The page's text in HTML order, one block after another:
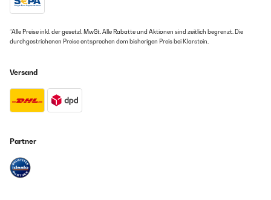
*Alle Preise inkl. der gesetzl. MwSt. Alle Rabatte und Aktionen sind zeitlich begrenzt. Die
durchgestrichenen Preise entsprechen dem bisherigen Preis bei Klarstein.
Versand
Partner